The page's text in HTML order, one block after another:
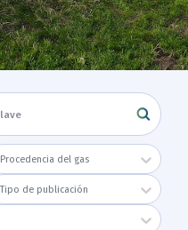
Procedencia del gas
Tipo de publicación